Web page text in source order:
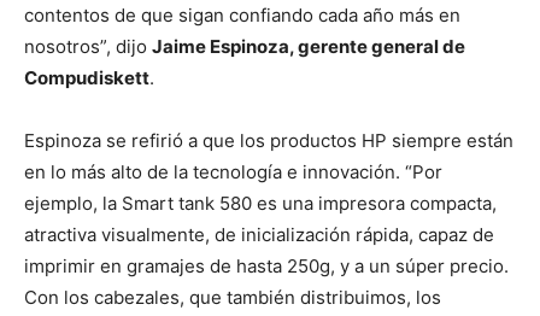
contentos de que sigan confiando cada año más en
nosotros”, dijo Jaime Espinoza, gerente general de
Compudiskett.
Espinoza se refirió a que los productos HP siempre están
en lo más alto de la tecnología e innovación. “Por
ejemplo, la Smart tank 580 es una impresora compacta,
atractiva visualmente, de inicialización rápida, capaz de
imprimir en gramajes de hasta 250g, y a un súper precio.
Con los cabezales, que también distribuimos, los